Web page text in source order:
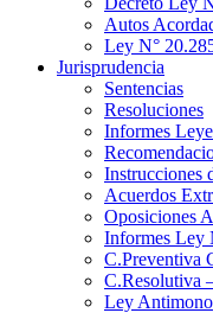
Autos
Ley N°
Jurisprudencia
Sentencias
Resoluciones
Informes
Instrucciones
Acuerdos
Oposiciones
Informes Ley
C.Preventiva
C.Resolutiva
Ley